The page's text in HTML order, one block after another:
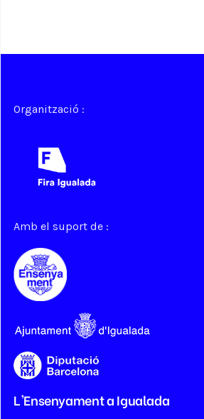
Organització :
Amb el suport de :
L'Ensenyament a Igualada